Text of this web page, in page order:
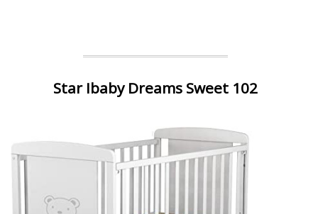
Star Ibaby Dreams Sweet 102